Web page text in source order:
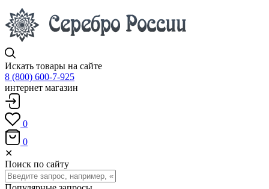
Искать товары на сайте
8 (800) 600-7-925
интернет магазин
0
0
✕
Поиск по сайту